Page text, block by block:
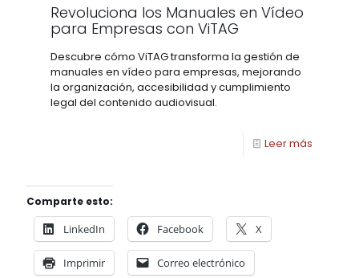
Revoluciona los Manuales en Vídeo
para Empresas con ViTAG
Descubre cómo ViTAG transforma la gestión de
manuales en vídeo para empresas, mejorando
la organización, accesibilidad y cumplimiento
legal del contenido audiovisual.
Leer más
Comparte esto:
LinkedIn Facebook X
Imprimir Correo electrónico